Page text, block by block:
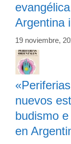
Argentina
19 noviembre,
nuevos
budismo
en